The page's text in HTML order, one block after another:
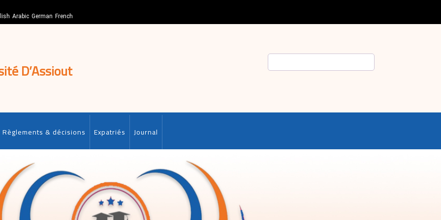
Arabic German French
D’Assiout
Règlements & décisions Expatriés Journal